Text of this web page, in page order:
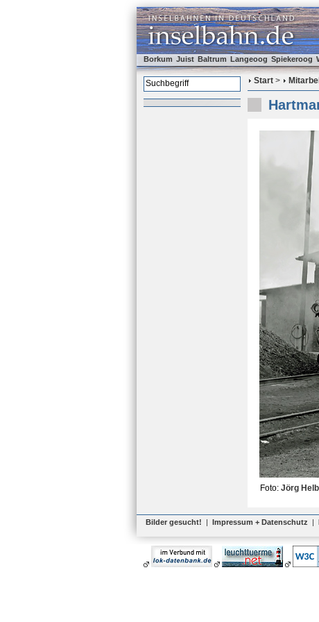
Borkum Juist Baltrum Langeoog Spiekeroog
Start >
Foto: Jörg
Bilder gesucht! | Impressum + Datenschutz |